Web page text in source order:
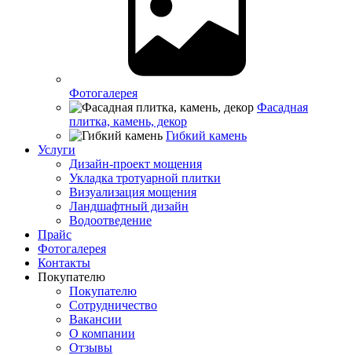
Фотогалерея
Фасадная
плитка, камень, декор
Гибкий камень
Услуги
Дизайн-проект мощения
Укладка тротуарной плитки
Визуализация мощения
Ландшафтный дизайн
Водоотведение
Прайс
Фотогалерея
Контакты
Покупателю
Покупателю
Сотрудничество
Вакансии
О компании
Отзывы